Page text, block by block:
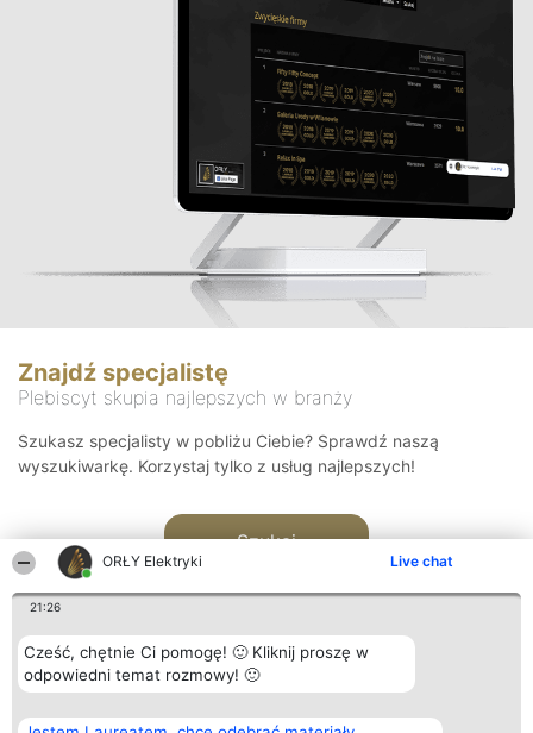
ORŁY Elektryki Live chat
21:26
Cześć, chętnie Ci pomogę! 🙂 Kliknij proszę w
odpowiedni temat rozmowy! 🙂
Znajdź specjalistę
Plebiscyt skupia najlepszych w branży
Szukasz specjalisty w pobliżu Ciebie? Sprawdź naszą
wyszukiwarkę. Korzystaj tylko z usług najlepszych!
Szukaj
Organizator plebiscytu Plebiscyt Kontakt